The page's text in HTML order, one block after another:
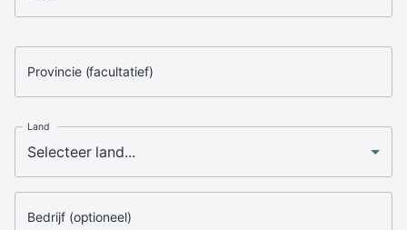
Provincie (facultatief)
Land
Bedrijf (optioneel)